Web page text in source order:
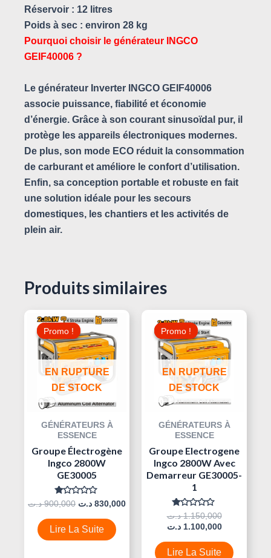
Réservoir : 12 litres
Poids à sec : environ 28 kg
Pourquoi choisir le générateur INGCO
GEIF40006 ?
Le générateur Inverter INGCO GEIF40006
associe puissance, fiabilité et économie
d’énergie. Grâce à son courant sinusoïdal pur, il
protège les appareils électroniques modernes.
De plus, son mode ECO réduit la consommation
de carburant et améliore le confort d’utilisation.
Enfin, sa conception portable et robuste en fait
une solution idéale pour les secours
domestiques, les chantiers et les activités de
plein air.
Produits similaires
Promo !
EN RUPTURE
DE STOCK
Promo !
GÉNÉRATEURS À
ESSENCE
Groupe Électrogène
Ingco 2800W
GE30005
Note
Sur
5
900,000 د.ت
Prix
Initial
Était :
830,000 د.ت
Le
830,000 د.ت.
Lire La Suite
Promo !
EN RUPTURE
DE STOCK
Promo !
GÉNÉRATEURS À
ESSENCE
Groupe Electrogene
Ingco 2800W Avec
Demarreur GE30005-
1
Note
Sur
1.150,000 د.ت
Prix
Initial
Était :
1.100,000 د.ت
Prix
Actuel
Est :
Lire La Suite